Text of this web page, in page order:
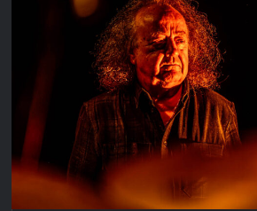
nowym
brzmieniu
rusza
w
trasę
po
najpiękniejszych
salach
koncertowych
Polski